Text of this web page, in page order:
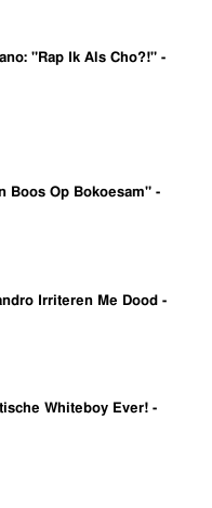
"Rap Ik Als Cho?!" -
Boos Op Bokoesam" -
Irriteren Me Dood -
Whiteboy Ever! -